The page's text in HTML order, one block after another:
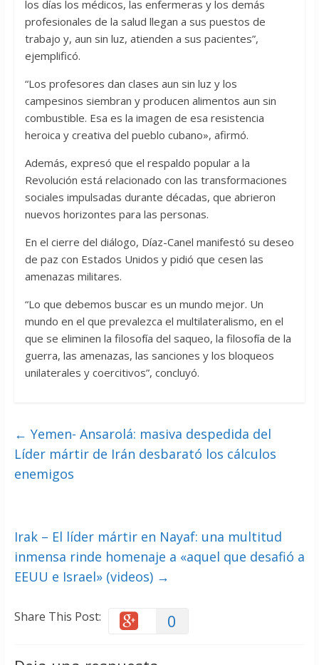
los días los médicos, las enfermeras y los demás
profesionales de la salud llegan a sus puestos de
trabajo y, aun sin luz, atienden a sus pacientes”,
ejemplificó.
“Los profesores dan clases aun sin luz y los
campesinos siembran y producen alimentos aun sin
combustible. Esa es la imagen de esa resistencia
heroica y creativa del pueblo cubano», afirmó.
Además, expresó que el respaldo popular a la
Revolución está relacionado con las transformaciones
sociales impulsadas durante décadas, que abrieron
nuevos horizontes para las personas.
En el cierre del diálogo, Díaz-Canel manifestó su deseo
de paz con Estados Unidos y pidió que cesen las
amenazas militares.
“Lo que debemos buscar es un mundo mejor. Un
mundo en el que prevalezca el multilateralismo, en el
que se eliminen la filosofía del saqueo, la filosofía de la
guerra, las amenazas, las sanciones y los bloqueos
unilaterales y coercitivos”, concluyó.
← Yemen- Ansarolá: masiva despedida del
Líder mártir de Irán desbarató los cálculos
enemigos
Irak – El líder mártir en Nayaf: una multitud
inmensa rinde homenaje a «aquel que desafió a
EEUU e Israel» (videos) →
Share This Post: 0